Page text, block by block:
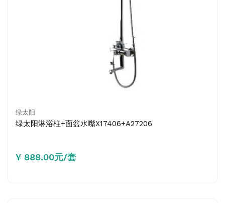
绿太阳
绿太阳淋浴柱+面盆水嘴X17406+A27206
¥ 888.00元/套